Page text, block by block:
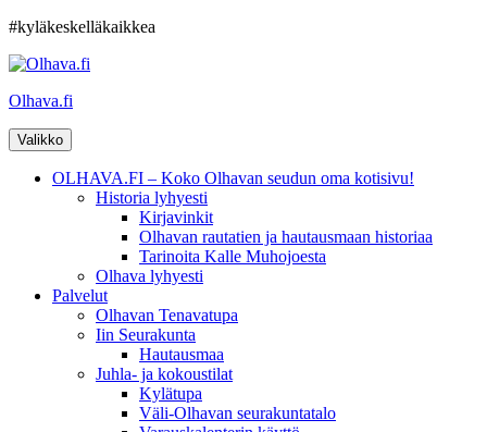
Hyppää
#kyläkeskelläkaikkea
Olhava.fi
Valikko
OLHAVA.FI – Koko Olhavan seudun oma kotisivu!
Historia lyhyesti
Kirjavinkit
Olhavan rautatien ja hautausmaan historiaa
Tarinoita Kalle Muhojoesta
Olhava lyhyesti
Palvelut
Olhavan Tenavatupa
Iin Seurakunta
Hautausmaa
Juhla- ja kokoustilat
Kylätupa
Väli-Olhavan seurakuntatalo